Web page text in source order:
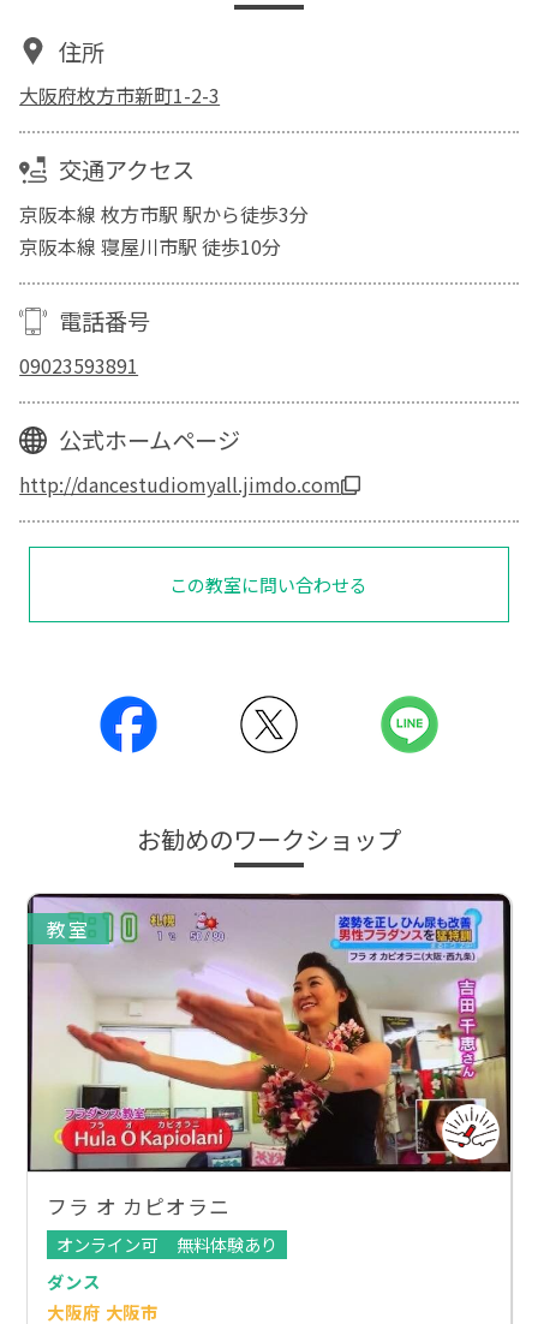
住所
大阪府枚方市新町1-2-3
交通アクセス
京阪本線 枚方市駅 駅から徒歩3分
京阪本線 寝屋川市駅 徒歩10分
電話番号
09023593891
公式ホームページ
http://dancestudiomyall.jimdo.com
この教室に問い合わせる
お勧めのワークショップ
教室
フラ オ カピオラニ
オンライン可
無料体験あり
ダンス
大阪府 大阪市